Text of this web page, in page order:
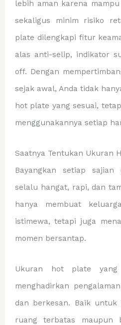
lebih aman karena
sekaligus minim risiko
plate dilengkapi fitur
alas anti-selip, indikator
off. Dengan
sejak awal, Anda tidak
hot plate yang sesuai,
menggunakannya setiap
Saatnya Tentukan Ukuran
Bayangkan setiap
selalu hangat, rapi, dan
hanya membuat
istimewa, tetapi juga
momen bersantap.
Ukuran hot plate
menghadirkan
dan berkesan. Baik untuk
ruang terbatas maupun